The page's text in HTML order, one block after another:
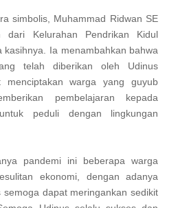
simbolis, Muhammad Ridwan SE
dari Kelurahan Pendrikan Kidul
kasihnya. Ia menambahkan bahwa
telah diberikan oleh Udinus
menciptakan warga yang guyub
pembelajaran kepada
peduli dengan lingkungan
pandemi ini beberapa warga
ekonomi, dengan adanya
semoga dapat meringankan sedikit